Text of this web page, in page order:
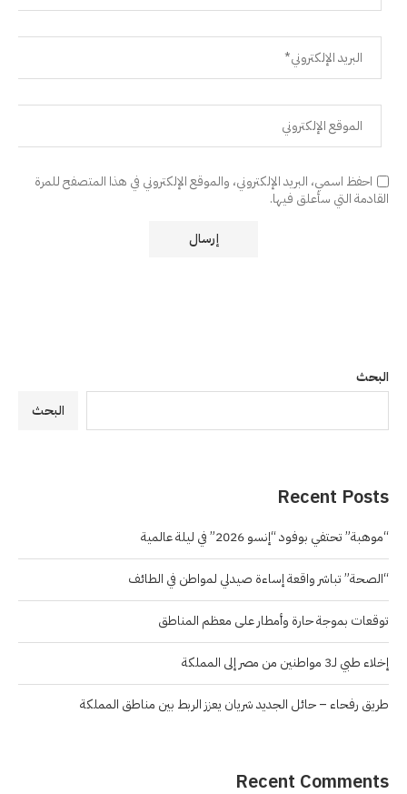
احفظ اسمي، البريد الإلكتروني، والموقع الإلكتروني في هذا المتصفح للمرة
القادمة التي سأعلق فيها.
البحث
البحث
Recent Posts
“موهبة” تحتفي بوفود “إنسو 2026” في ليلة عالمية
“الصحة” تباشر واقعة إساءة صيدلي لمواطن في الطائف
توقعات بموجة حارة وأمطار على معظم المناطق
إخلاء طبي لـ3 مواطنين من مصر إلى المملكة
طريق رفحاء – حائل الجديد شريان يعزز الربط بين مناطق المملكة
Recent Comments